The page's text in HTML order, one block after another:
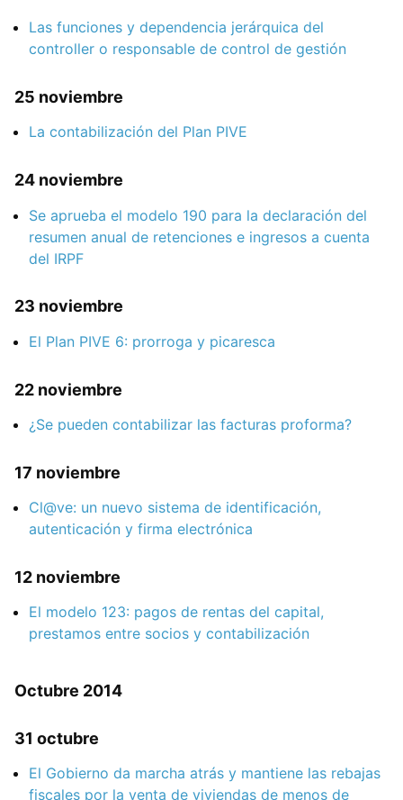
Las funciones y dependencia jerárquica del
controller o responsable de control de gestión
25 noviembre
La contabilización del Plan PIVE
24 noviembre
Se aprueba el modelo 190 para la declaración del
resumen anual de retenciones e ingresos a cuenta
del IRPF
23 noviembre
El Plan PIVE 6: prorroga y picaresca
22 noviembre
¿Se pueden contabilizar las facturas proforma?
17 noviembre
Cl@ve: un nuevo sistema de identificación,
autenticación y firma electrónica
12 noviembre
El modelo 123: pagos de rentas del capital,
prestamos entre socios y contabilización
Octubre 2014
31 octubre
El Gobierno da marcha atrás y mantiene las rebajas
fiscales por la venta de viviendas de menos de